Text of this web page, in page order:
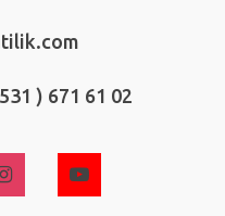
) 671 61 02